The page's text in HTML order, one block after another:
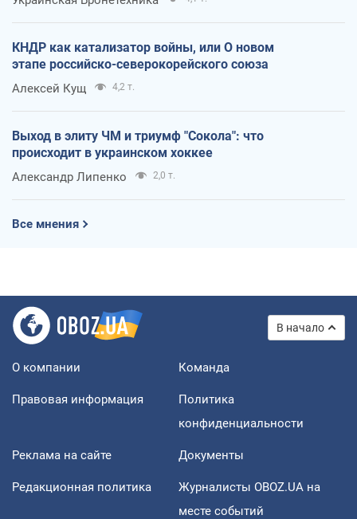
КНДР как катализатор войны, или О новом
этапе российско-северокорейского союза
Алексей Кущ 4,2 т.
Выход в элиту ЧМ и триумф "Сокола": что
происходит в украинском хоккее
Александр Липенко 2,0 т.
Все мнения
В начало
О компании Команда
Правовая информация
Политика
конфиденциальности
Реклама на сайте Документы
Редакционная политика
Журналисты OBOZ.UA на
месте событий